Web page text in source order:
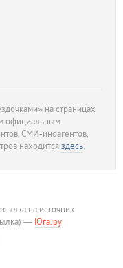
на страницах
официальным
СМИ-иноагентов,
находитсяздесь.
на источник
— Юга.ру